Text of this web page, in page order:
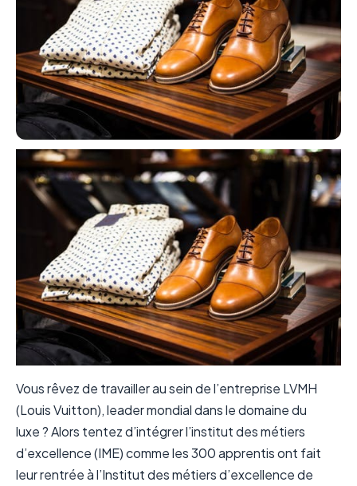
Vous rêvez de travailler au sein de l’entreprise LVMH
(Louis Vuitton), leader mondial dans le domaine du
luxe ? Alors tentez d’intégrer l’institut des métiers
d’excellence (IME) comme les 300 apprentis ont fait
leur rentrée à l’Institut des métiers d’excellence de